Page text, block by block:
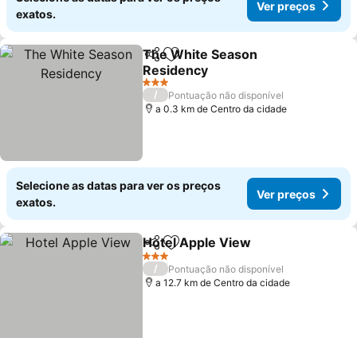
exatos.
Ver preços
PartilharAdicionar aos favoritos
The White Season
Residency
3 Estrelas
/
Pontuação não disponível
a 0.3 km de Centro da cidade
Selecione as datas para ver os preços
exatos.
Ver preços
PartilharAdicionar aos favoritos
Hotel Apple View
3 Estrelas
/
Pontuação não disponível
a 12.7 km de Centro da cidade